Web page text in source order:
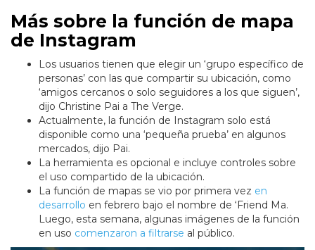
Más sobre la función de mapa
de Instagram
Los usuarios tienen que elegir un ‘grupo específico de
personas’ con las que compartir su ubicación, como
‘amigos cercanos o solo seguidores a los que siguen’,
dijo Christine Pai a The Verge.
Actualmente, la función de Instagram solo está
disponible como una ‘pequeña prueba’ en algunos
mercados, dijo Pai.
La herramienta es opcional e incluye controles sobre
el uso compartido de la ubicación.
La función de mapas se vio por primera vez en
desarrollo en febrero bajo el nombre de ‘Friend Ma.
Luego, esta semana, algunas imágenes de la función
en uso comenzaron a filtrarse al público.